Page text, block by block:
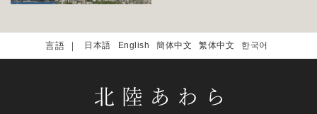
日本語 English 簡体中文 繁体中文 한국어